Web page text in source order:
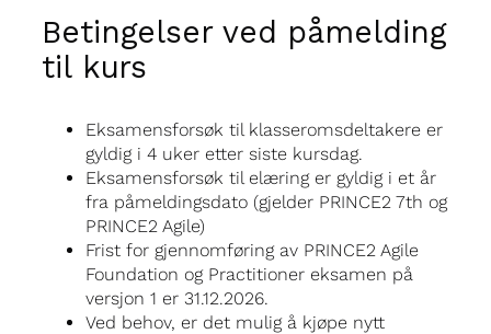
Betingelser ved påmelding
til kurs
Eksamensforsøk til klasseromsdeltakere er
gyldig i 4 uker etter siste kursdag.
Eksamensforsøk til elæring er gyldig i et år
fra påmeldingsdato (gjelder PRINCE2 7th og
PRINCE2 Agile)
Frist for gjennomføring av PRINCE2 Agile
Foundation og Practitioner eksamen på
versjon 1 er 31.12.2026.
Ved behov, er det mulig å kjøpe nytt